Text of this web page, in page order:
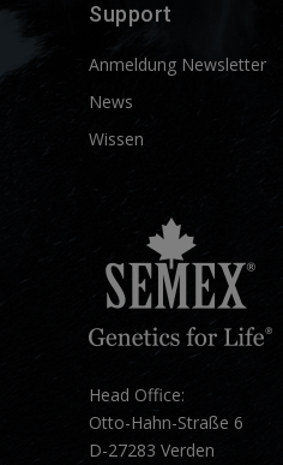
Support
Anmeldung Newsletter
News
Wissen
Head Office:
Otto-Hahn-Straße 6
D-27283 Verden